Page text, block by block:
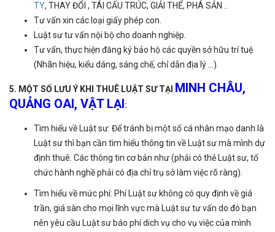
TY, THAY ĐỔI , TÁI CẤU TRÚC, GIẢI THỂ, PHÁ SẢN ..
Tư vấn xin các loại giấy phép con.
Luật sư tư vấn nội bộ cho doanh nghiệp.
Tư vấn, thực hiện đăng ký bảo hộ các quyền sở hữu trí tuệ
(Nhãn hiệu, kiểu dáng, sáng chế, chỉ dẫn địa lý ...).
5. MỘT SỐ LƯU Ý KHI THUÊ LUẬT SƯ TẠI MINH CHÂU,
QUẢNG OAI, VẬT LẠI:
Tìm hiểu về Luật sư: Để tránh bị một số cá nhân mạo danh là
Luật sư thì bạn cần tìm hiểu thông tin về Luật sư mà mình dự
định thuê. Các thông tin cơ bản như (phải có thẻ Luật sư, tổ
chức hành nghề phải có địa chỉ trụ sở làm việc rõ ràng).
Tìm hiểu về mức phí: Phí Luật sư không có quy định về giá
trần, giá sàn cho mọi lĩnh vực mà Luật sư tư vấn do đó bạn
nên yêu cầu Luật sư báo phí dich vụ cho vụ việc của mình